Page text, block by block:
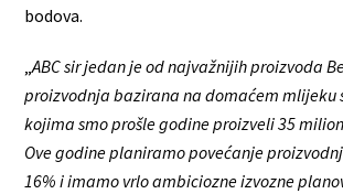
bodova.
„ABC sir jedan je od najvažnijih proizvoda
proizvodnja bazirana na domaćem mlijeku
kojima smo prošle godine proizveli 35
Ove godine planiramo povećanje
16% i imamo vrlo ambiciozne izvozne